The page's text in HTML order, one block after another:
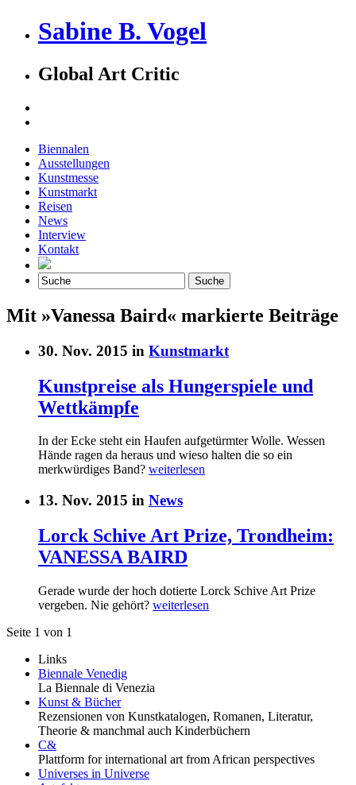
Sabine B. Vogel
Global Art Critic
Biennalen
Ausstellungen
Kunstmesse
Kunstmarkt
Reisen
News
Interview
Kontakt
Mit »Vanessa Baird« markierte Beiträge
30. Nov. 2015 in Kunstmarkt
Kunstpreise als Hungerspiele und
Wettkämpfe
In der Ecke steht ein Haufen aufgetürmter Wolle. Wessen
Hände ragen da heraus und wieso halten die so ein
merkwürdiges Band? weiterlesen
13. Nov. 2015 in News
Lorck Schive Art Prize, Trondheim:
VANESSA BAIRD
Gerade wurde der hoch dotierte Lorck Schive Art Prize
vergeben. Nie gehört? weiterlesen
Seite 1 von 1
Links
Biennale Venedig
La Biennale di Venezia
Kunst & Bücher
Rezensionen von Kunstkatalogen, Romanen, Literatur,
Theorie & manchmal auch Kinderbüchern
C&
Plattform for international art from African perspectives
Universes in Universe